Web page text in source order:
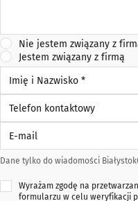
Nie jestem związany z
Jestem związany z firmą
Imię i Nazwisko *
Telefon kontaktowy
Dane tylko do wiadomości
Wyrażam zgodę na
formularzu w celu weryfikacji